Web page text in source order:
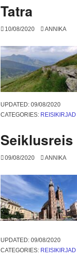
Tatra
10/08/2020 ANNIKA
UPDATED: 09/08/2020
CATEGORIES:
Seiklusreis
09/08/2020 ANNIKA
UPDATED: 09/08/2020
CATEGORIES: